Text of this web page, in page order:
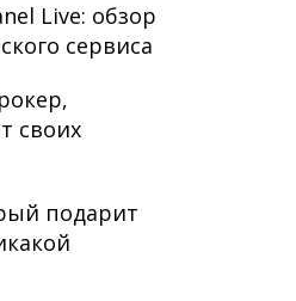
Live: обзор
сервиса
своих
подарит